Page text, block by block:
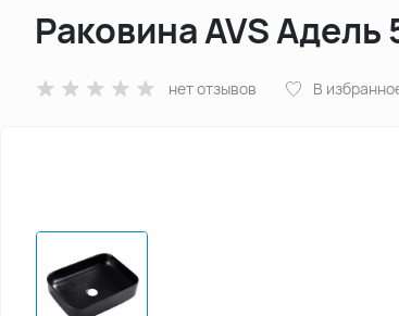
Раковина AVS
нет отзывов В